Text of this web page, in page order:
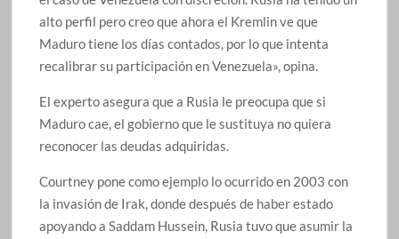
alto perfil pero creo que ahora el Kremlin ve que
Maduro tiene los días contados, por lo que intenta
recalibrar su participación en Venezuela», opina.
El experto asegura que a Rusia le preocupa que si
Maduro cae, el gobierno que le sustituya no quiera
reconocer las deudas adquiridas.
Courtney pone como ejemplo lo ocurrido en 2003 con
la invasión de Irak, donde después de haber estado
apoyando a Saddam Hussein, Rusia tuvo que asumir la